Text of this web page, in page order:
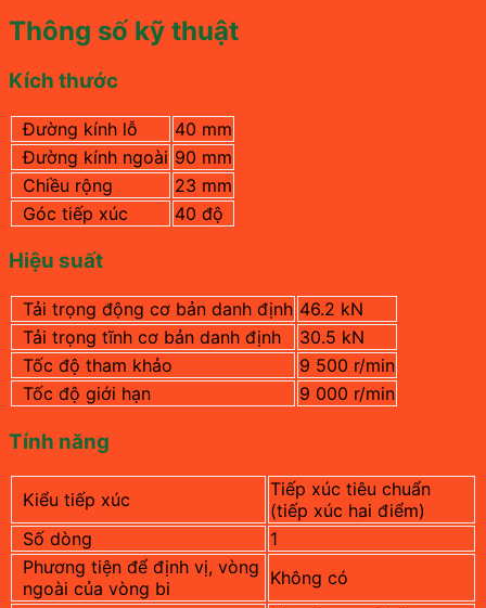
Thông số kỹ thuật
Kích thước
Đường kính lỗ
40 mm
Đường kính ngoài 90 mm
Chiều rộng
23 mm
Góc tiếp xúc
40 độ
Hiệu suất
Tải trọng động cơ bản danh định 46.2 kN
Tải trọng tĩnh cơ bản danh định
30.5 kN
Tốc độ tham khảo
9 500 r/min
Tốc độ giới hạn
9 000 r/min
Tính năng
Kiểu tiếp xúc
Tiếp xúc tiêu chuẩn
(tiếp xúc hai điểm)
Số dòng
1
Phương tiện để định vị, vòng
ngoài của vòng bi
Không có